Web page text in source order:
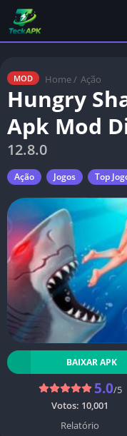
MOD Home / Ação
Hungry
Apk Mod
12.8.0
Ação Jogos Top
BAIXAR APK
5.0/5
Votos: 10,001
Relatório